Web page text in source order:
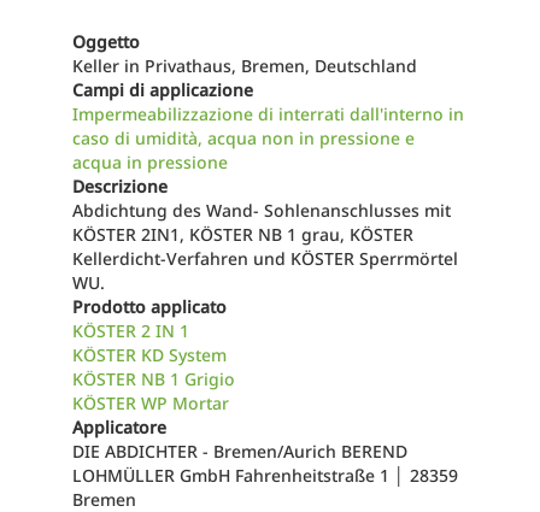
Oggetto
Keller in Privathaus, Bremen, Deutschland
Campi di applicazione
Impermeabilizzazione di interrati dall'interno in
caso di umidità, acqua non in pressione e
acqua in pressione
Descrizione
Abdichtung des Wand- Sohlenanschlusses mit
KÖSTER 2IN1, KÖSTER NB 1 grau, KÖSTER
Kellerdicht-Verfahren und KÖSTER Sperrmörtel
WU.
Prodotto applicato
KÖSTER 2 IN 1
KÖSTER KD System
KÖSTER NB 1 Grigio
KÖSTER WP Mortar
Applicatore
DIE ABDICHTER - Bremen/Aurich BEREND
LOHMÜLLER GmbH Fahrenheitstraße 1 │ 28359
Bremen